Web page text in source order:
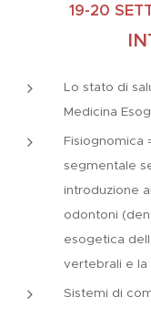
19-20
Lo stato di
Medicina
Fisiognomica
segmentale
introduzione
odontoni
esogetica
vertebrali e la
Sistemi di